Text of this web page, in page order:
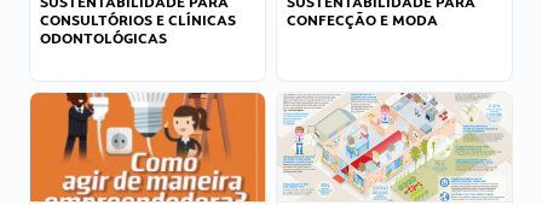
CONSULTÓRIOS E CLÍNICAS
ODONTOLÓGICAS
CONFECÇÃO E MODA